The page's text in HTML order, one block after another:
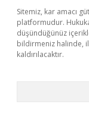
Sitemiz, kar amacı
platformudur.
düşündüğünüz
bildirmeniz halinde,
kaldırılacaktır.